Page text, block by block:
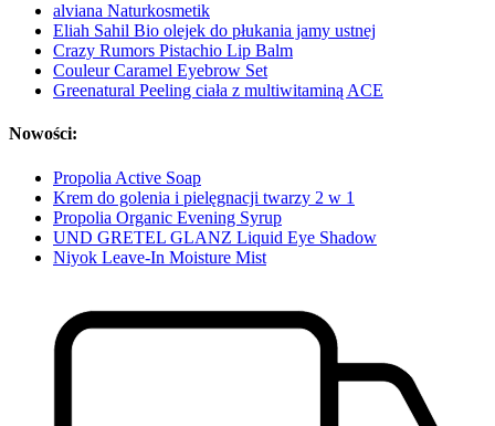
alviana Naturkosmetik
Eliah Sahil Bio olejek do płukania jamy ustnej
Crazy Rumors Pistachio Lip Balm
Couleur Caramel Eyebrow Set
Greenatural Peeling ciała z multiwitaminą ACE
Nowości:
Propolia Active Soap
Krem do golenia i pielęgnacji twarzy 2 w 1
Propolia Organic Evening Syrup
UND GRETEL GLANZ Liquid Eye Shadow
Niyok Leave-In Moisture Mist